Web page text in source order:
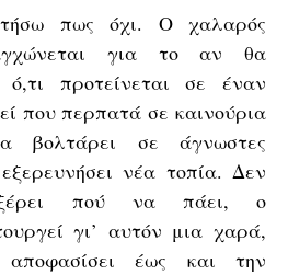
πως όχι. Ο χαλαρός
για το αν θα
προτείνεται σε έναν
που περπατά σε καινούρια
βολτάρει σε άγνωστες
νέα τοπία. Δεν
ξέρει πού να πάει, ο
γι’ αυτόν μια χαρά,
έως και την